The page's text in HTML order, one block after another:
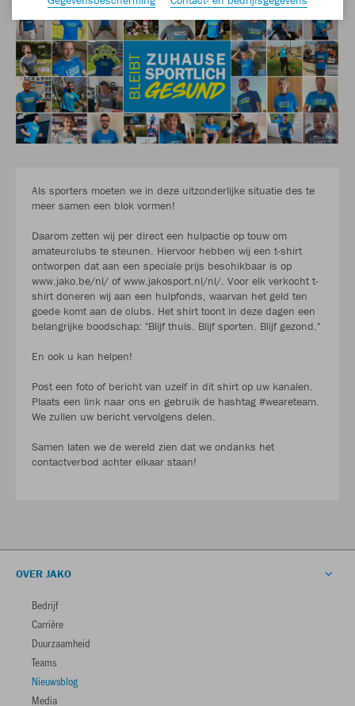
Als sporters moeten we in deze uitzonderlijke situatie des te
meer samen een blok vormen!
Daarom zetten wij per direct een hulpactie op touw om
amateurclubs te steunen. Hiervoor hebben wij een t-shirt
ontworpen dat aan een speciale prijs beschikbaar is op
www.jako.be/nl/ of www.jakosport.nl/nl/. Voor elk verkocht t-
shirt doneren wij aan een hulpfonds, waarvan het geld ten
goede komt aan de clubs. Het shirt toont in deze dagen een
belangrijke boodschap: "Blijf thuis. Blijf sporten. Blijf gezond."
En ook u kan helpen!
Post een foto of bericht van uzelf in dit shirt op uw kanalen.
Plaats een link naar ons en gebruik de hashtag #weareteam.
We zullen uw bericht vervolgens delen.
Samen laten we de wereld zien dat we ondanks het
contactverbod achter elkaar staan!
OVER JAKO
Bedrijf
Carrière
Duurzaamheid
Teams
Nieuwsblog
Media